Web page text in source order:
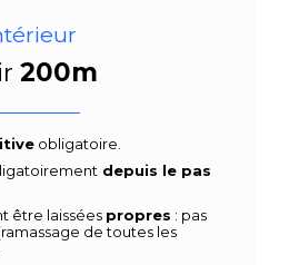
200m
obligatoire.
depuis le pas
être laissées propres : pas
de toutes les